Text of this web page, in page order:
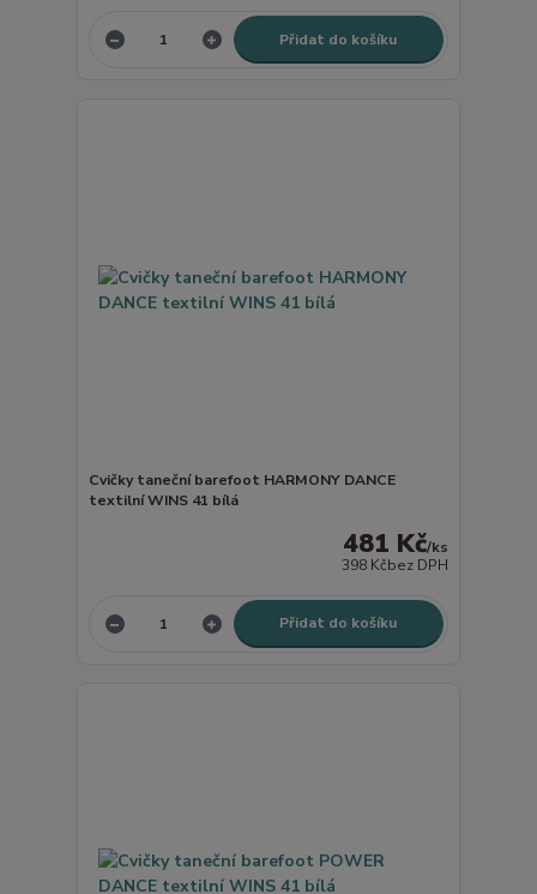
Přidat do košíku
Cvičky taneční barefoot HARMONY DANCE
textilní WINS 41 bílá
481 Kč/ks
398 Kčbez DPH
Přidat do košíku